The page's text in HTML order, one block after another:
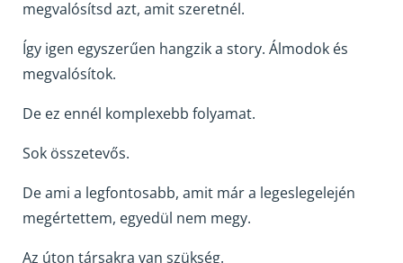
megvalósítsd azt, amit szeretnél.
Így igen egyszerűen hangzik a story. Álmodok és
megvalósítok.
De ez ennél komplexebb folyamat.
Sok összetevős.
De ami a legfontosabb, amit már a legeslegelején
megértettem, egyedül nem megy.
Az úton társakra van szükség.